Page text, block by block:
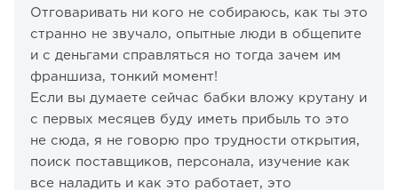
Отговаривать ни кого не собираюсь, как ты это
странно не звучало, опытные люди в общепите
и с деньгами справляться но тогда зачем им
франшиза, тонкий момент!
Если вы думаете сейчас бабки вложу крутану и
с первых месяцев буду иметь прибыль то это
не сюда, я не говорю про трудности открытия,
поиск поставщиков, персонала, изучение как
все наладить и как это работает, это